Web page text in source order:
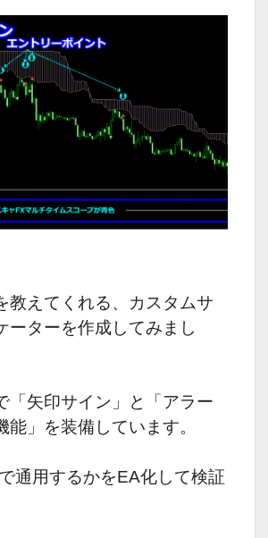
教えてくれる、カスタムサ
ーターを作成してみまし
「矢印サイン」と「アラー
能」を装備しています。
通用するかをEA化して検証